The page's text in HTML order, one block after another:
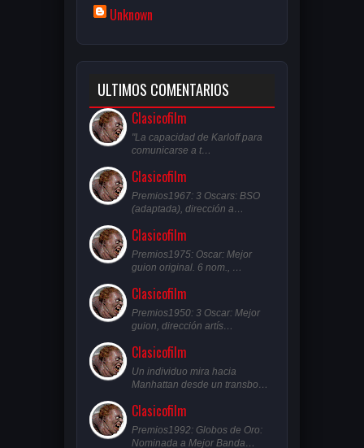
Unknown
ULTIMOS COMENTARIOS
Clasicofilm
"La capacidad de Karloff para
comunicarse a t…
Clasicofilm
Premios1967: 3 Oscars: BSO
(adaptada), dirección a…
Clasicofilm
Premios1975: Oscar: Mejor
guion original. 6 nom., …
Clasicofilm
Premios1950: 3 Oscar: Mejor
guion, dirección artís…
Clasicofilm
Un individuo mira hacia
Manhattan desde un transbo…
Clasicofilm
Premios1992: Globos de Oro:
Nominada a Mejor Banda…